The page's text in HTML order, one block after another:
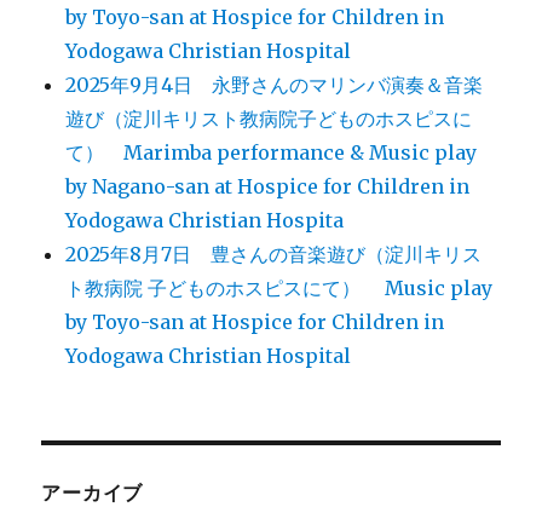
by Toyo-san at Hospice for Children in
Yodogawa Christian Hospital
2025年9月4日 永野さんのマリンバ演奏＆音楽
遊び（淀川キリスト教病院子どものホスピスに
て） Marimba performance & Music play
by Nagano-san at Hospice for Children in
Yodogawa Christian Hospita
2025年8月7日 豊さんの音楽遊び（淀川キリス
ト教病院 子どものホスピスにて） Music play
by Toyo-san at Hospice for Children in
Yodogawa Christian Hospital
アーカイブ